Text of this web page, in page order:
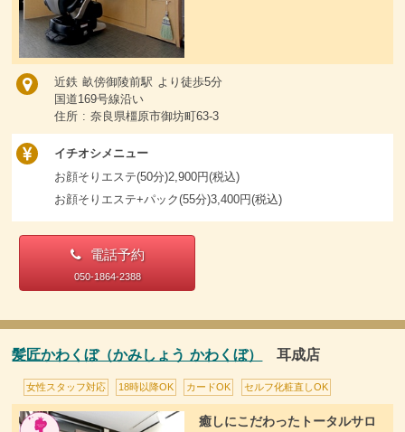
近鉄 畝傍御陵前駅 より徒歩5分
国道169号線沿い
住所 : 奈良県橿原市御坊町63-3
イチオシメニュー
お顔そりエステ(50分)2,900円(税込)
お顔そりエステ+パック(55分)3,400円(税込)
電話予約
050-1864-2388
髪匠かわくぼ（かみしょう かわくぼ） 耳成店
女性スタッフ対応 18時以降OK カードOK セルフ化粧直しOK
癒しにこだわったトータルサロ